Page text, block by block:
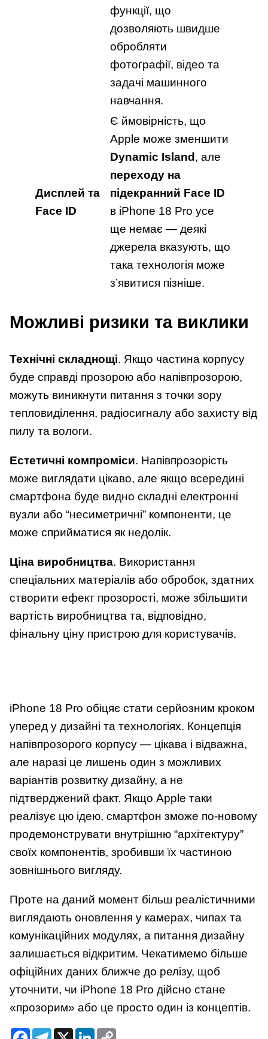
функції, що
дозволяють швидше
обробляти
фотографії, відео та
задачі машинного
навчання.
Дисплей та
Face ID
Є ймовірність, що
Apple може зменшити
Dynamic Island , але
переходу на
підекранний Face ID
в iPhone 18 Pro усе
ще немає — деякі
джерела вказують, що
така технологія може
з’явитися пізніше.
Можливі ризики та виклики
Технічні складнощі. Якщо частина корпусу
буде справді прозорою або напівпрозорою,
можуть виникнути питання з точки зору
тепловиділення, радіосигналу або захисту від
пилу та вологи.
Естетичні компроміси. Напівпрозорість
може виглядати цікаво, але якщо всередині
смартфона буде видно складні електронні
вузли або “несиметричні” компоненти, це
може сприйматися як недолік.
Ціна виробництва. Використання
спеціальних матеріалів або обробок, здатних
створити ефект прозорості, може збільшити
вартість виробництва та, відповідно,
фінальну ціну пристрою для користувачів.
iPhone 18 Pro обіцяє стати серйозним кроком
уперед у дизайні та технологіях. Концепція
напівпрозорого корпусу — цікава і відважна,
але наразі це лишень один з можливих
варіантів розвитку дизайну, а не
підтверджений факт. Якщо Apple таки
реалізує цю ідею, смартфон зможе по-новому
продемонструвати внутрішню “архітектуру”
своїх компонентів, зробивши їх частиною
зовнішнього вигляду.
Проте на даний момент більш реалістичними
виглядають оновлення у камерах, чипах та
комунікаційних модулях, а питання дизайну
залишається відкритим. Чекатимемо більше
офіційних даних ближче до релізу, щоб
уточнити, чи iPhone 18 Pro дійсно стане
«прозорим» або це просто один із концептів.
FacebookTelegram
X LinkedIn